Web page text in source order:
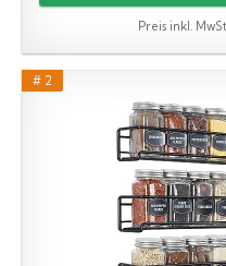
Preis inkl.
# 2